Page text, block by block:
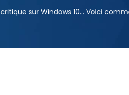
sur Windows 10… Voici